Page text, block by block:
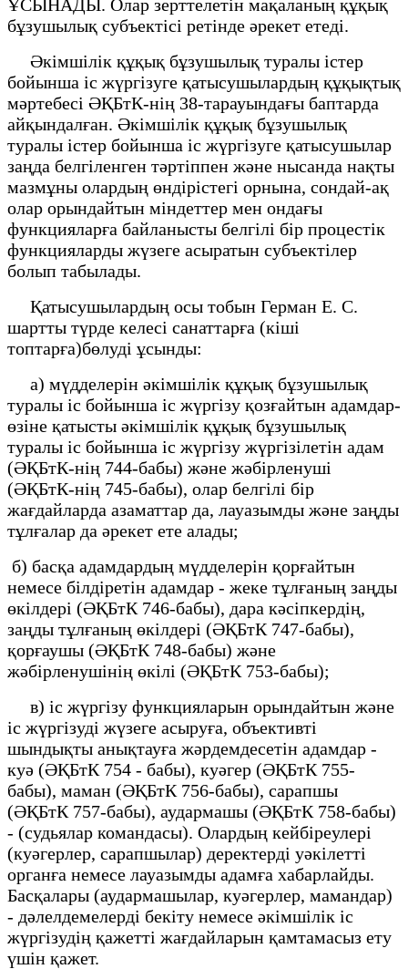
ҰСЫНАДЫ. Олар зерттелетін мақаланың құқық
бұзушылық субъектісі ретінде әрекет етеді.
Әкімшілік құқық бұзушылық туралы істер
бойынша іс жүргізуге қатысушылардың құқықтық
мәртебесі ӘҚБтК-нің 38-тарауындағы баптарда
айқындалған. Әкімшілік құқық бұзушылық
туралы істер бойынша іс жүргізуге қатысушылар
заңда белгіленген тәртіппен және нысанда нақты
мазмұны олардың өндірістегі орнына, сондай-ақ
олар орындайтын міндеттер мен ондағы
функцияларға байланысты белгілі бір процестік
функцияларды жүзеге асыратын субъектілер
болып табылады.
Қатысушылардың осы тобын Герман Е. С.
шартты түрде келесі санаттарға (кіші
топтарға)бөлуді ұсынды:
а) мүдделерін әкімшілік құқық бұзушылық
туралы іс бойынша іс жүргізу қозғайтын адамдар-
өзіне қатысты әкімшілік құқық бұзушылық
туралы іс бойынша іс жүргізу жүргізілетін адам
(ӘҚБтК-нің 744-бабы) және жәбірленуші
(ӘҚБтК-нің 745-бабы), олар белгілі бір
жағдайларда азаматтар да, лауазымды және заңды
тұлғалар да әрекет ете алады;
б) басқа адамдардың мүдделерін қорғайтын
немесе білдіретін адамдар - жеке тұлғаның заңды
өкілдері (ӘҚБтК 746-бабы), дара кәсіпкердің,
заңды тұлғаның өкілдері (ӘҚБтК 747-бабы),
қорғаушы (ӘҚБтК 748-бабы) және
жәбірленушінің өкілі (ӘҚБтК 753-бабы);
в) іс жүргізу функцияларын орындайтын және
іс жүргізуді жүзеге асыруға, объективті
шындықты анықтауға жәрдемдесетін адамдар -
куә (ӘҚБтК 754 - бабы), куәгер (ӘҚБтК 755-
бабы), маман (ӘҚБтК 756-бабы), сарапшы
(ӘҚБтК 757-бабы), аудармашы (ӘҚБтК 758-бабы)
- (судьялар командасы). Олардың кейбіреулері
(куәгерлер, сарапшылар) деректерді уәкілетті
органға немесе лауазымды адамға хабарлайды.
Басқалары (аудармашылар, куәгерлер, мамандар)
- дәлелдемелерді бекіту немесе әкімшілік іс
жүргізудің қажетті жағдайларын қамтамасыз ету
үшін қажет.